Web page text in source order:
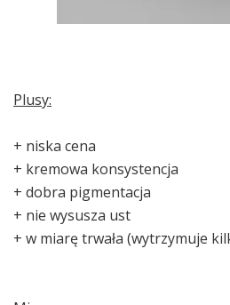
Plusy:
+ niska cena
+ kremowa konsystencja
+ dobra pigmentacja
+ nie wysusza ust
+ w miarę trwała (wytrzymuje